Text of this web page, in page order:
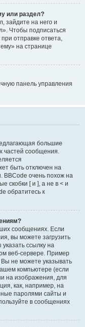
или раздел?
зайдите на него и
Чтобы подписаться
отправке ответа,
на странице
панель управления
большие
частей сообщения.
быть отключен на
BBCode очень похож на
скобки [ и ], а не в < и
обратитесь к
сообщениях. Если
вы можете загрузить
ссылку на
веб-сервере. Пример
не можете указывать
компьютере (если
на изображения, для
как, например, на
паролями сайты и
в сообщениях